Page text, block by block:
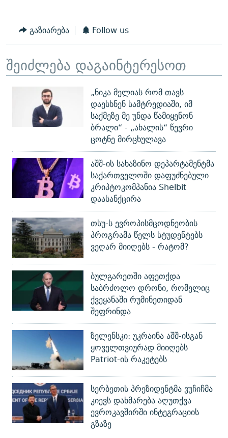
გაზიარება Follow us
შეიძლება დაგაინტერესოთ
„ნიკა მელიას რომ თავს
დაესხნენ სამტრედიაში, იმ
საქმეზე მე უნდა წამიყენონ
ბრალი“ - „ახალის“ წევრი
ცოტნე მირცხულავა
აშშ-ის სახაზინო დეპარტამენტმა
საქართველოში დაფუძნებული
კრიპტოკომპანია Shelbit
დაასანქცირა
თსუ-ს ევროპისმცოდნეობის
პროგრამა წელს სტუდენტებს
ვეღარ მიიღებს - რატომ?
ბულგარეთში აფეთქდა
საბრძოლო დრონი, რომელიც
ქვეყანაში რუმინეთიდან
შეფრინდა
ზელენსკი: უკრაინა აშშ-ისგან
ყოველთვიურად მიიღებს
Patriot-ის რაკეტებს
სერბეთის პრეზიდენტმა ვუჩიჩმა
კიევს დახმარება აღუთქვა
ევროკავშირში ინტეგრაციის
გზაზე